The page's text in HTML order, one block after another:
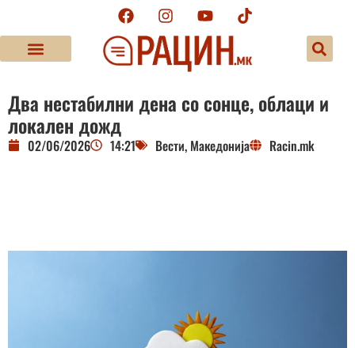
Два нестабилни дена со сонце, облаци и
локален дожд
02/06/2026 14:21 Вести, Македонија Racin.mk